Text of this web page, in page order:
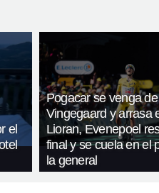
el
Pogacar se venga de
Vingegaard y arrasa
Lioran, Evenepoel
final y se cuela en el
la general